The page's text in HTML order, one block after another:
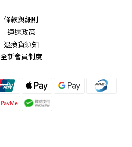
條款與細則
運送政策
退換貨須知
全新會員制度